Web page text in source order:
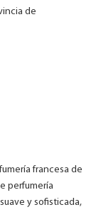
de
francesa de
perfumería
y sofisticada,